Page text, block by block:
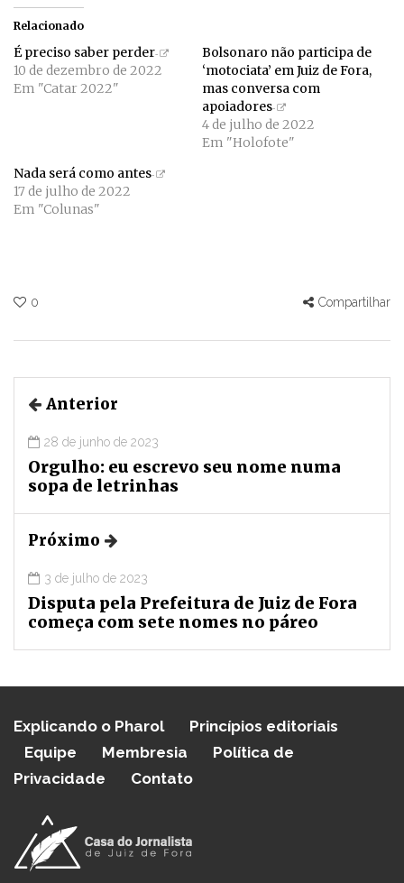
Relacionado
É preciso saber perder
10 de dezembro de 2022
Em "Catar 2022"
Bolsonaro não participa de
‘motociata’ em Juiz de Fora,
mas conversa com
apoiadores
4 de julho de 2022
Em "Holofote"
Nada será como antes
17 de julho de 2022
Em "Colunas"
0 Compartilhar
Anterior
28 de junho de 2023
Orgulho: eu escrevo seu nome numa
sopa de letrinhas
Próximo
3 de julho de 2023
Disputa pela Prefeitura de Juiz de Fora
começa com sete nomes no páreo
Explicando o Pharol
Princípios editoriais
Equipe
Membresia
Política de
Privacidade
Contato